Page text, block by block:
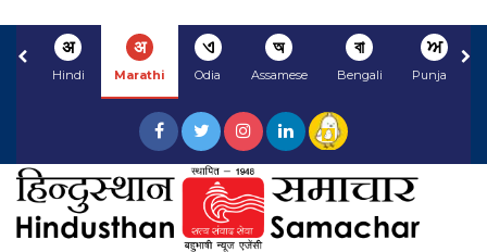
अ
Hindi
अ
Marathi
ଏ
Odia
অ
Assamese
বা
Bengali
ਅ
Punjabi